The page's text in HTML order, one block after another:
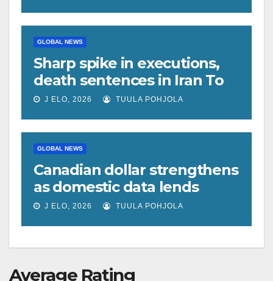
GLOBAL NEWS
Sharp spike in executions,
death sentences in Iran To
vau
J ELO, 2026 TUULA POHJOLA
GLOBAL NEWS
Canadian dollar strengthens
as domestic data lends
support
J ELO, 2026 TUULA POHJOLA
Average Rating